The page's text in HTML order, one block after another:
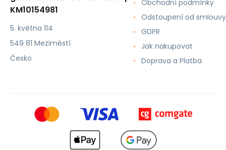
KM10154981
5. května 114
549 81 Meziměstí
Česko
Obchodní podmínky
Odstoupení od smlouvy
GDPR
Jak nakupovat
Doprava a Platba